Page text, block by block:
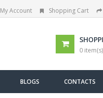
My Account Shopping Cart
0
BLOGS CONTACTS